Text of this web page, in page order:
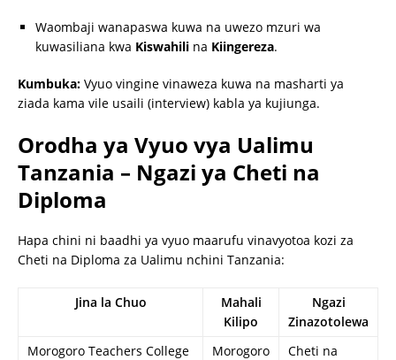
Waombaji wanapaswa kuwa na uwezo mzuri wa
kuwasiliana kwa Kiswahili na Kiingereza.
Kumbuka: Vyuo vingine vinaweza kuwa na masharti ya
ziada kama vile usaili (interview) kabla ya kujiunga.
Orodha ya Vyuo vya Ualimu
Tanzania – Ngazi ya Cheti na
Diploma
Hapa chini ni baadhi ya vyuo maarufu vinavyotoa kozi za
Cheti na Diploma za Ualimu nchini Tanzania:
Jina la Chuo
Mahali
Kilipo
Ngazi
Zinazotolewa
Morogoro Teachers College
Morogoro
Cheti na